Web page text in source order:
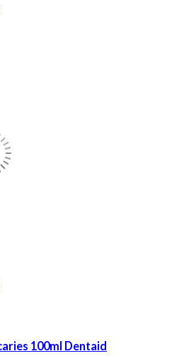
100ml Dentaid